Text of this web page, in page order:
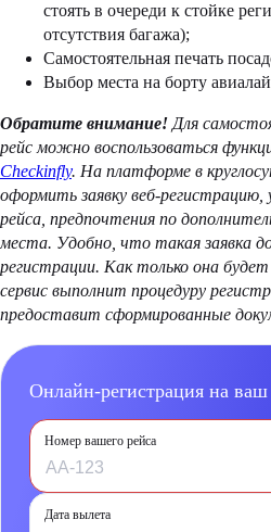
стоять в очереди к стойке
отсутствия багажа);
Самостоятельная печать
Выбор места на борту
Обратите внимание!Для
рейс можно воспользоваться
Checkinfly. На платформе в
оформить заявку веб-регистрацию,
рейса, предпочтения по
места. Удобно, что такая заявка
регистрации. Как только она
сервис выполнит процедуру
предоставит сформированные
Онлайн-регистрация на ваш
Номер вашего рейса
Дата вылета